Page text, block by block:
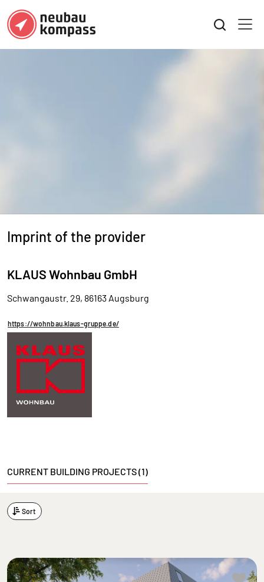
Imprint of the provider
KLAUS Wohnbau GmbH
Schwangaustr. 29, 86163 Augsburg
https://wohnbau.klaus-gruppe.de/
CURRENT BUILDING PROJECTS (1)
Sort